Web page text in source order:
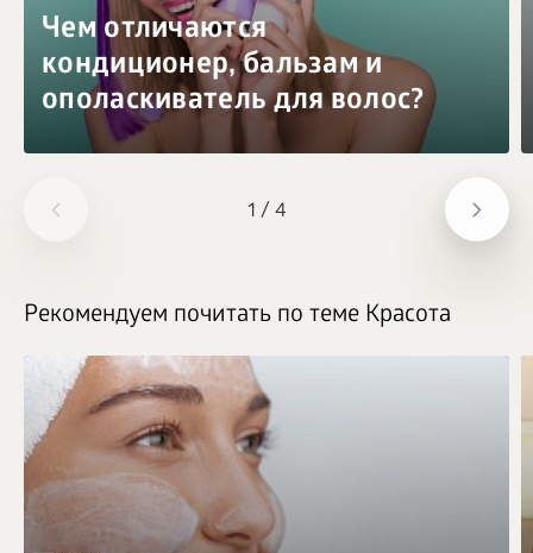
1 / 4
Чем отличаются
кондиционер, бальзам и
ополаскиватель для волос?
Рекомендуем почитать по теме Красота